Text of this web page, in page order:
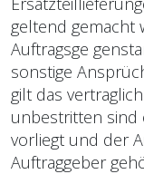
geltend gemacht
Auftragsge
sonstige
gilt das
unbestritten sind
vorliegt und der
Auftraggeber